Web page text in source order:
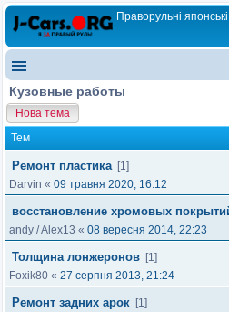
Праворульні
Кузовные работы
Нова тема
Тем
Ремонт пластика [1]
Darvin « 09 травня 2020, 16:12
восстановление хромовых
andy /Alex13 « 08 вересня 2014, 22:23
Толщина лонжеронов [1]
Foxik80 « 27 серпня 2013, 21:24
Ремонт задних арок [1]